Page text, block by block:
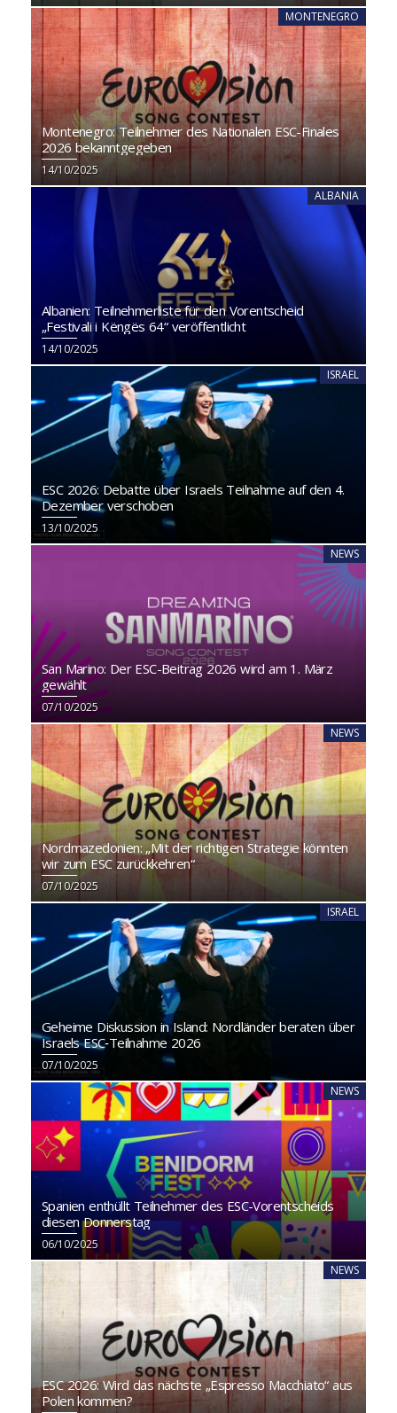
MONTENEGRO
Montenegro: Teilnehmer des Nationalen ESC-Finales
2026 bekanntgegeben
14/10/2025
ALBANIA
Albanien: Teilnehmerliste für den Vorentscheid
„Festivali i Këngës 64“ veröffentlicht
14/10/2025
ISRAEL
ESC 2026: Debatte über Israels Teilnahme auf den 4.
Dezember verschoben
13/10/2025
NEWS
San Marino: Der ESC-Beitrag 2026 wird am 1. März
gewählt
07/10/2025
NEWS
Nordmazedonien: „Mit der richtigen Strategie könnten
wir zum ESC zurückkehren“
07/10/2025
ISRAEL
Geheime Diskussion in Island: Nordländer beraten über
Israels ESC‑Teilnahme 2026
07/10/2025
NEWS
Spanien enthüllt Teilnehmer des ESC-Vorentscheids
diesen Donnerstag
06/10/2025
NEWS
ESC 2026: Wird das nächste „Espresso Macchiato“ aus
Polen kommen?